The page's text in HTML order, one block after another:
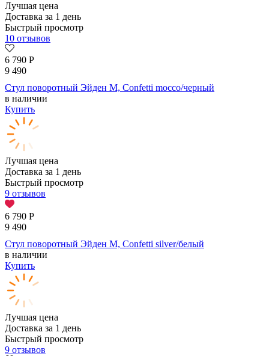
Лучшая цена
Доставка за 1 день
Быстрый просмотр
10 отзывов
6 790 Р
9 490
Стул поворотный Эйден М, Confetti mocco/черный
в наличии
Купить
Лучшая цена
Доставка за 1 день
Быстрый просмотр
9 отзывов
6 790 Р
9 490
Стул поворотный Эйден М, Confetti silver/белый
в наличии
Купить
Лучшая цена
Доставка за 1 день
Быстрый просмотр
9 отзывов